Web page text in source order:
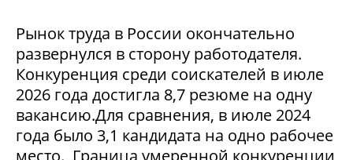
Рынок труда в России окончательно
развернулся в сторону работодателя.
Конкуренция среди соискателей в июле
2026 года достигла 8,7 резюме на одну
вакансию.Для сравнения, в июле 2024
года было 3,1 кандидата на одно рабочее
место. Граница умеренной конкуренции